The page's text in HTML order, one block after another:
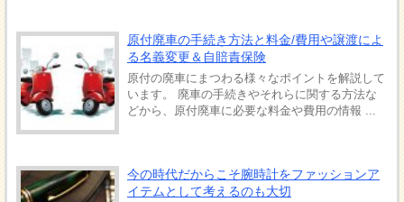
原付廃車の手続き方法と料金/費用や譲渡によ
る名義変更＆自賠責保険
原付の廃車にまつわる様々なポイントを解説して
います。 廃車の手続きやそれらに関する方法な
どから、原付廃車に必要な料金や費用の情報 ...
今の時代だからこそ腕時計をファッションア
イテムとして考えるのも大切